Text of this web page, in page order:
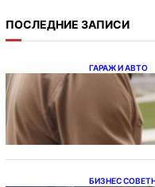
ПОСЛЕДНИЕ ЗАПИСИ
ГАРАЖ И АВТО
Ипотека
напрямую
БИЗНЕС